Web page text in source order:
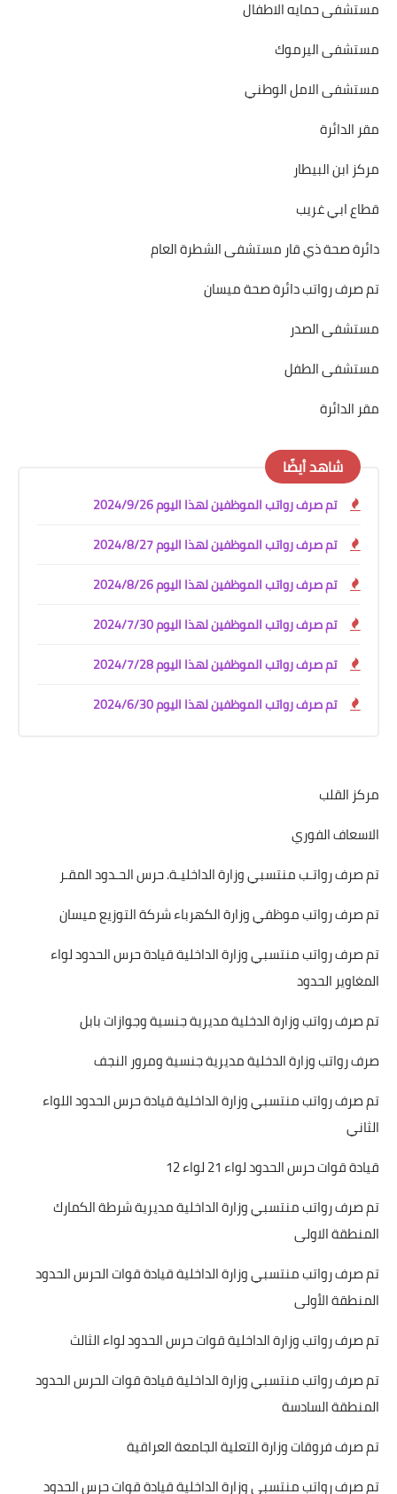
مستشفى حمايه الاطفال
مستشفى اليرموك
مستشفى الامل الوطني
مقر الدائرة
مركز ابن البيطار
قطاع ابي غريب
دائرة صحة ذي قار مستشفى الشطرة العام
تم صرف رواتب دائرة صحة ميسان
مستشفى الصدر
مستشفى الطفل
مقر الدائرة
شاهد أيضًا
تم صرف رواتب الموظفين لهذا اليوم 2024/9/26
تم صرف رواتب الموظفين لهذا اليوم 2024/8/27
تم صرف رواتب الموظفين لهذا اليوم 2024/8/26
تم صرف رواتب الموظفين لهذا اليوم 2024/7/30
تم صرف رواتب الموظفين لهذا اليوم 2024/7/28
تم صرف رواتب الموظفين لهذا اليوم 2024/6/30
مركز القلب
الاسعاف الفوري
تم صرف رواتـب منتسبي وزارة الداخليـة. حرس الحـدود المقـر
تم صرف رواتب موظفي وزارة الكهرباء شركة التوزيع ميسان
تم صرف رواتب منتسبي وزارة الداخلية قيادة حرس الحدود لواء
المغاوير الحدود
تم صرف رواتب وزارة الدخلية مديرية جنسية وجوازات بابل
صرف رواتب وزارة الدخلية مديرية جنسية ومرور النجف
تم صرف رواتب منتسبي وزارة الداخلية قيادة حرس الحدود اللواء
الثاني
قيادة قوات حرس الحدود لواء 21 لواء 12
تم صرف رواتب منتسبي وزارة الداخلية مديرية شرطة الكمارك
المنطقة الاولى
تم صرف رواتب منتسبي وزارة الداخلية قيادة قوات الحرس الحدود
المنطقة الأولى
تم صرف رواتب وزارة الداخلية قوات حرس الحدود لواء الثالث
تم صرف رواتب منتسبي وزارة الداخلية قيادة قوات الحرس الحدود
المنطقة السادسة
تم صرف فروقات وزارة التعلية الجامعة العراقية
تم صرف رواتب منتسبي وزارة الداخلية قيادة قوات حرس الحدود